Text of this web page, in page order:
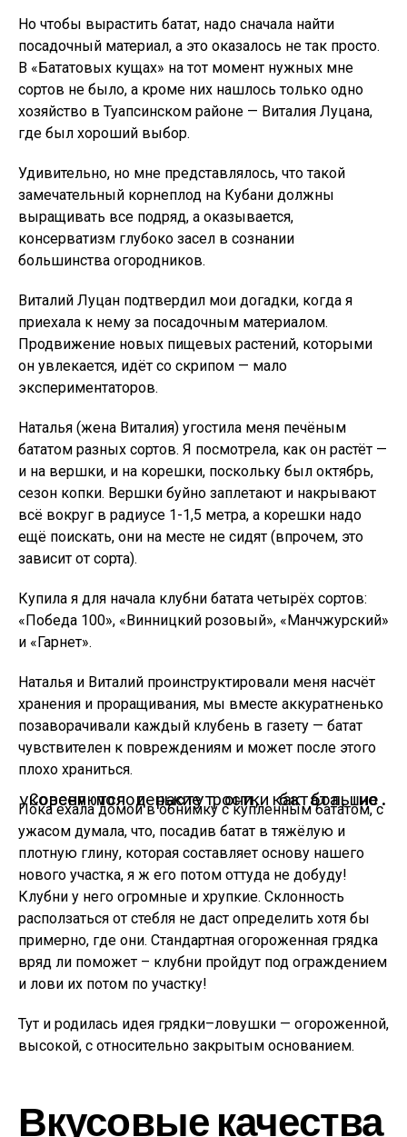
Но чтобы вырастить батат, надо сначала найти
посадочный материал, а это оказалось не так просто.
В «Бататовых кущах» на тот момент нужных мне
сортов не было, а кроме них нашлось только одно
хозяйство в Туапсинском районе — Виталия Луцана,
где был хороший выбор.
Удивительно, но мне представлялось, что такой
замечательный корнеплод на Кубани должны
выращивать все подряд, а оказывается,
консерватизм глубоко засел в сознании
большинства огородников.
Виталий Луцан подтвердил мои догадки, когда я
приехала к нему за посадочным материалом.
Продвижение новых пищевых растений, которыми
он увлекается, идёт со скрипом — мало
экспериментаторов.
Наталья (жена Виталия) угостила меня печёным
бататом разных сортов. Я посмотрела, как он растёт —
и на вершки, и на корешки, поскольку был октябрь,
сезон копки. Вершки буйно заплетают и накрывают
всё вокруг в радиусе 1-1,5 метра, а корешки надо
ещё поискать, они на месте не сидят (впрочем, это
зависит от сорта).
Купила я для начала клубни батата четырёх сортов:
«Победа 100», «Винницкий розовый», «Манчжурский»
и «Гарнет».
Наталья и Виталий проинструктировали меня насчёт
хранения и проращивания, мы вместе аккуратненько
позаворачивали каждый клубень в газету — батат
чувствителен к повреждениям и может после этого
плохо храниться.
Совсем молоденькие ростки батата, но укореняются и растут они, как большие.
Пока ехала домой в обнимку с купленным бататом, с
ужасом думала, что, посадив батат в тяжёлую и
плотную глину, которая составляет основу нашего
нового участка, я ж его потом оттуда не добуду!
Клубни у него огромные и хрупкие. Склонность
расползаться от стебля не даст определить хотя бы
примерно, где они. Стандартная огороженная грядка
вряд ли поможет – клубни пройдут под ограждением
и лови их потом по участку!
Тут и родилась идея грядки–ловушки — огороженной,
высокой, с относительно закрытым основанием.
Вкусовые качества